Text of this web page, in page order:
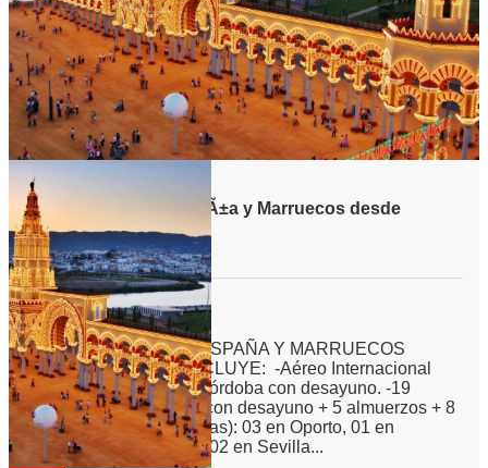
Viaje a Portugal, EspaÃ±a y Marruecos desde
Cordoba
Duración:
20Días18Noches
VIAJE A PORTUGAL, ESPAÑA Y MARRUECOS
DESDE CORDOBA INCLUYE: -Aéreo Internacional
con Air Europa desde Córdoba con desayuno. -19
noches de alojamiento con desayuno + 5 almuerzos + 8
cenas (no incluye bebidas): 03 en Oporto, 01 en
Coímbra, 02 en Lisboa, 02 en Sevilla...